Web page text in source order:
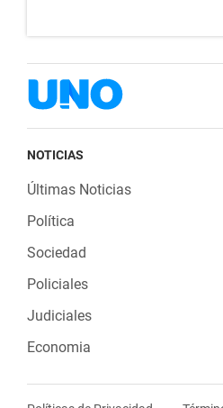
NOTICIAS
Últimas Noticias
Política
Sociedad
Policiales
Judiciales
Economia